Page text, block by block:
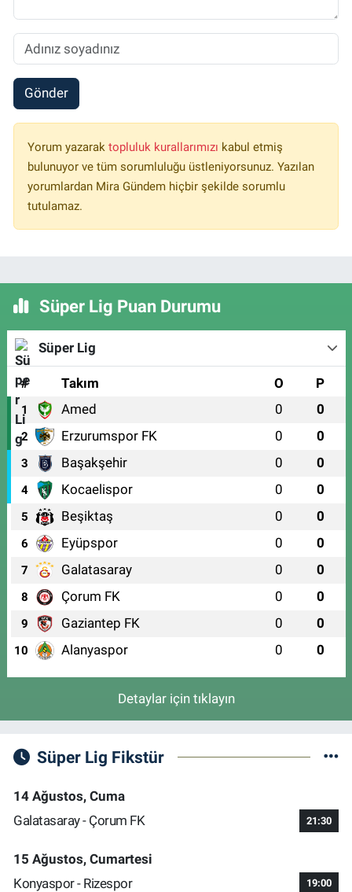
Gönder
Yorum yazarak topluluk kurallarımızı kabul etmiş
bulunuyor ve tüm sorumluluğu üstleniyorsunuz. Yazılan
yorumlardan Mira Gündem hiçbir şekilde sorumlu
tutulamaz.
Süper Lig Puan Durumu
Süper Lig
# Takım O P
1 Amed 0 0
2 Erzurumspor FK 0 0
3 Başakşehir 0 0
4 Kocaelispor 0 0
5 Beşiktaş 0 0
6 Eyüpspor 0 0
7 Galatasaray 0 0
8 Çorum FK 0 0
9 Gaziantep FK 0 0
10 Alanyaspor 0 0
Detaylar için tıklayın
Süper Lig Fikstür
14 Ağustos, Cuma
Galatasaray - Çorum FK
21:30
15 Ağustos, Cumartesi
Konyaspor - Rizespor
19:00